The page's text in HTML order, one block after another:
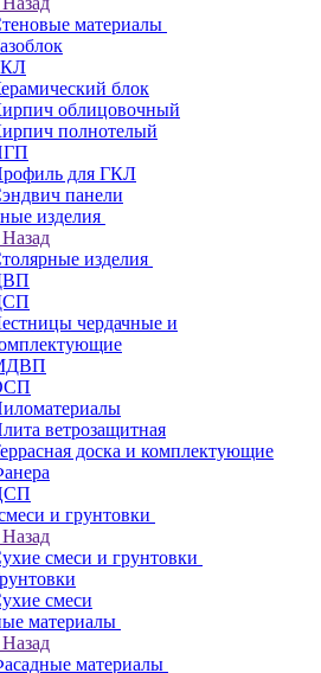
материалы
блок
облицовочный
полнотелый
для ГКЛ
панели
изделия
Назад
изделия
чердачные и
ветрозащитная
доска и комплектующие
и грунтовки
Назад
смеси и грунтовки
смеси
материалы
Назад
материалы